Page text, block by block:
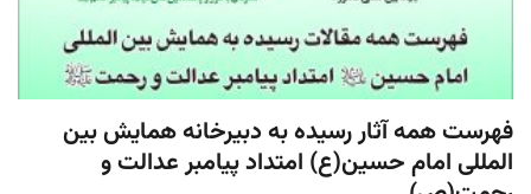
فهرست همه آثار رسیده به دبیرخانه همایش بین
المللی امام حسین(ع) امتداد پیامبر عدالت و